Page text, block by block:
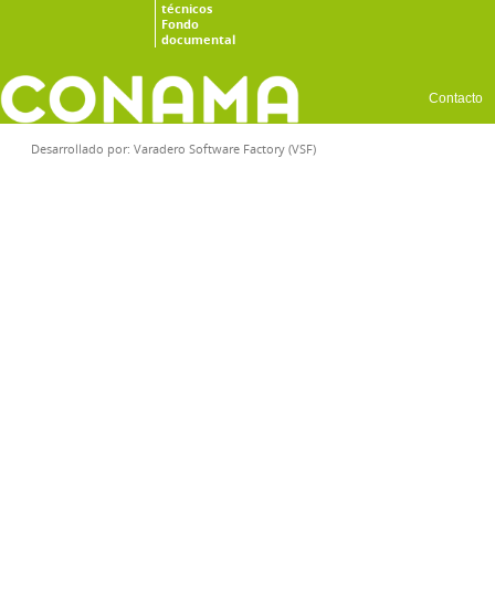
técnicos
Fondo
documental
Contacto
Desarrollado por: Varadero Software Factory (VSF)